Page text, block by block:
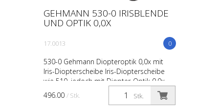
GEHMANN 530-0 IRISBLENDE
UND OPTIK 0,0X
0
17.0013
530-0 Gehmann Diopteroptik 0,0x mit
Iris-Diopterscheibe Iris-Diopterscheibe
wie 510, jedoch mit Diopter-Optik 0,0x
(ohne Vergrößerung) Beschreibung wie bei
50300-0 Gewind...
Stk.
496.00 / Stk.